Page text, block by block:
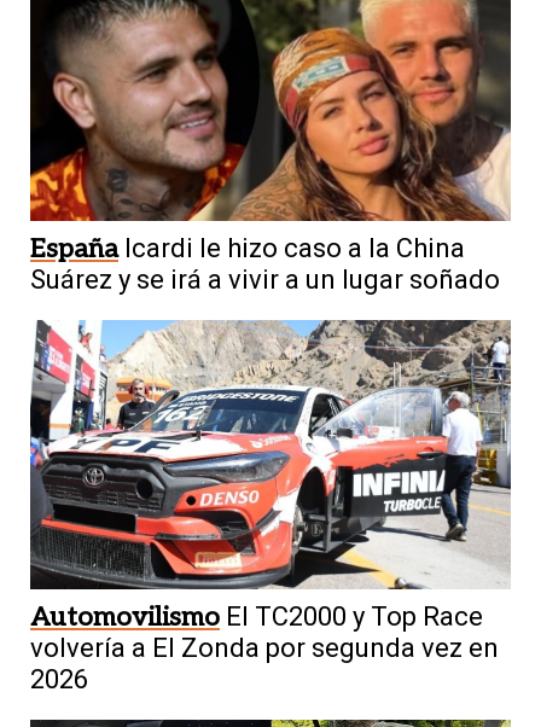
España Icardi le hizo caso a la China
Suárez y se irá a vivir a un lugar soñado
Automovilismo El TC2000 y Top Race
volvería a El Zonda por segunda vez en
2026